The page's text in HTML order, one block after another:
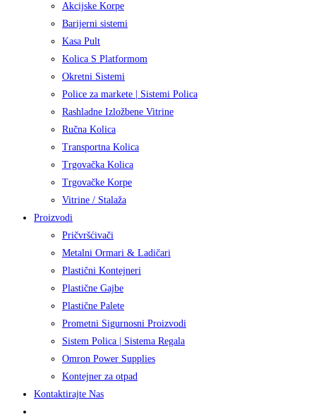
Akcijske Korpe
Barijerni sistemi
Kasa Pult
Kolica S Platformom
Okretni Sistemi
Police za markete | Sistemi Polica
Rashladne Izložbene Vitrine
Ručna Kolica
Transportna Kolica
Trgovačka Kolica
Trgovačke Korpe
Vitrine / Stalaža
Proizvodi
Pričvršćivači
Metalni Ormari & Ladičari
Plastični Kontejneri
Plastične Gajbe
Plastične Palete
Prometni Sigurnosni Proizvodi
Sistem Polica | Sistema Regala
Omron Power Supplies
Kontejner za otpad
Kontaktirajte Nas